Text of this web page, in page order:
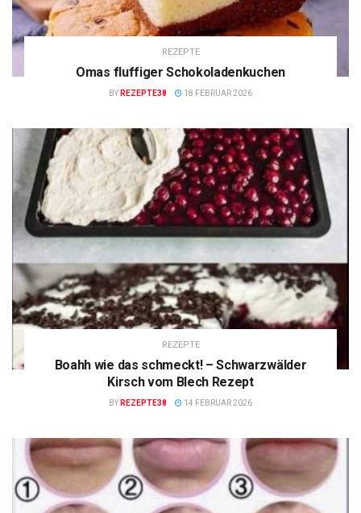
REZEPTE
Omas fluffiger Schokoladenkuchen
BY REZEPTE38 18 FEBRUAR 2026
REZEPTE
Boahh wie das schmeckt! – Schwarzwälder
Kirsch vom Blech Rezept
BY REZEPTE38 14 FEBRUAR 2026